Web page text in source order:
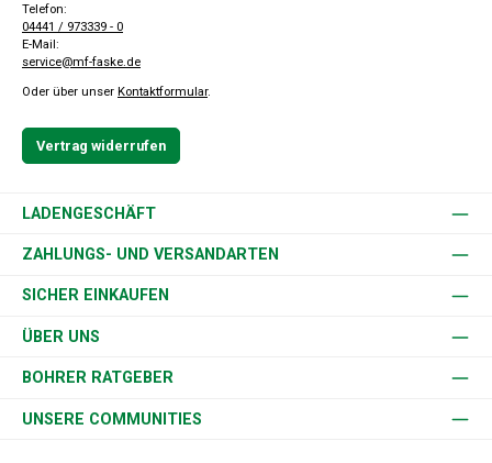
Telefon:
04441 / 973339 - 0
E-Mail:
service@mf-faske.de
Oder über unser Kontaktformular.
Vertrag widerrufen
LADENGESCHÄFT
ZAHLUNGS- UND VERSANDARTEN
SICHER EINKAUFEN
ÜBER UNS
BOHRER RATGEBER
UNSERE COMMUNITIES